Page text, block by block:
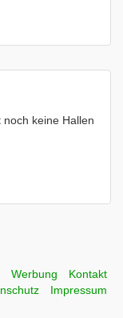
keine Hallen
Werbung
Kontakt
Impressum